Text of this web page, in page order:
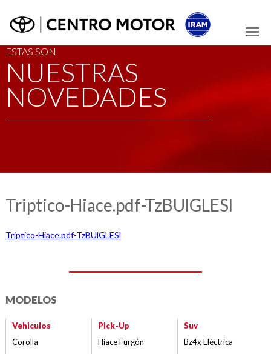
ESTAS SON
NUESTRAS
NOVEDADES
Triptico-Hiace.pdf-TzBUlGLESl
Triptico-Hiace.pdf-TzBUlGLESl
MODELOS
Vehiculos
Corolla
Pick-Up
Hiace Furgón
Suv
Bz4x Eléctrica